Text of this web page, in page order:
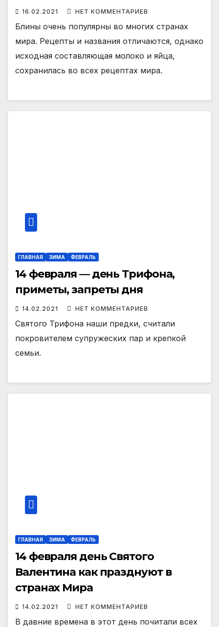
16.02.2021 НЕТ КОММЕНТАРИЕВ
Блины очень популярны во многих странах
мира. Рецепты и названия отличаются, однако
исходная составляющая молоко и яйца,
сохранилась во всех рецептах мира.
ГЛАВНАЯ ЗИМА ФЕВРАЛЬ
14 февраля — день Трифона,
приметы, запреты дня
14.02.2021 НЕТ КОММЕНТАРИЕВ
Святого Трифона наши предки, считали
покровителем супружеских пар и крепкой
семьи.
ГЛАВНАЯ ЗИМА ФЕВРАЛЬ
14 февраля день Святого
Валентина как празднуют в
странах Мира
14.02.2021 НЕТ КОММЕНТАРИЕВ
В давние времена в этот день почитали всех